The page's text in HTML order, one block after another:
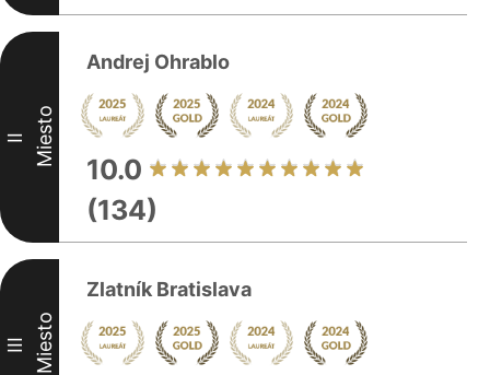
II Miesto
Andrej Ohrablo
10.0
(134)
III Miesto
Zlatník Bratislava